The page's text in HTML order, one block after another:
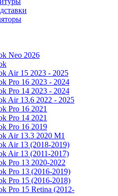
Neo 2026
Air 15 2023 - 2025
Pro 16 2023 - 2024
Pro 14 2023 - 2024
Air 13.6 2022 - 2025
Pro 16 2021
Pro 14 2021
Pro 16 2019
Air 13.3 2020 M1
Air 13 (2018-2019)
Air 13 (2011-2017)
Pro 13 2020-2022
Pro 13 (2016-2019)
Pro 15 (2016-2018)
Pro 15 Retina (2012-